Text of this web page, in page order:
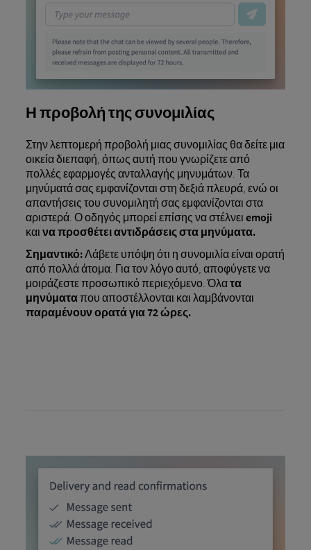
Η προβολή της συνομιλίας
Στην λεπτομερή προβολή μιας συνομιλίας θα δείτε μια
οικεία διεπαφή, όπως αυτή που γνωρίζετε από
πολλές εφαρμογές ανταλλαγής μηνυμάτων. Τα
μηνύματά σας εμφανίζονται στη δεξιά πλευρά, ενώ οι
απαντήσεις του συνομιλητή σας εμφανίζονται στα
αριστερά. Ο οδηγός μπορεί επίσης να στέλνει emoji
και να προσθέτει αντιδράσεις στα μηνύματα.
Σημαντικό:Λάβετε υπόψη ότι η συνομιλία είναι ορατή
από πολλά άτομα. Για τον λόγο αυτό, αποφύγετε να
μοιράζεστε προσωπικό περιεχόμενο. Όλατα
μηνύματαπου αποστέλλονται και λαμβάνονται
παραμένουν ορατά για 72 ώρες.